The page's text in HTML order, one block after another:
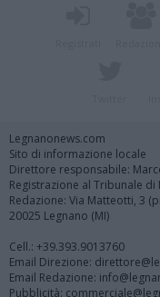
Legnanonews.com
Sito di informazione locale
Direttore responsabile:
Registrazione al Tribunale
Redazione: Via Matteotti, 3
20025 Legnano (MI)
Cell.: +39.393.9013760
Email Direzione:
Email Redazione:
Pubblicità: